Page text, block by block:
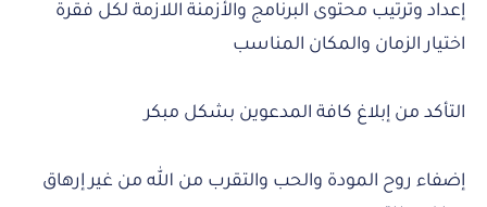
إعداد وترتيب محتوى البرنامج والأزمنة اللازمة لكل فقرة
اختيار الزمان والمكان المناسب
التأكد من إبلاغ كافة المدعوين بشكل مبكر
إضفاء روح المودة والحب والتقرب من الله من غير إرهاق